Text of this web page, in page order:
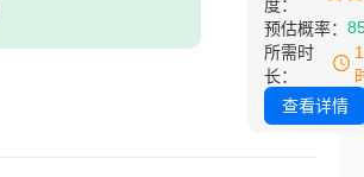
失。那么怎
盘空间呢？
系统梳理 15
清理方案，
溃的窒息感
每个电脑用
有体会。C
足不仅影响
度：
预估概率：
所需时
长：
查看详情